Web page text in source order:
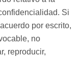
Si
por escrito,
no
reproducir,